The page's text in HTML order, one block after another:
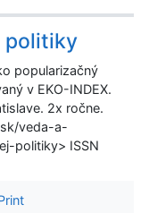
politiky
popularizačný
v EKO-INDEX.
2x ročne.
veda-a-
politiky> ISSN